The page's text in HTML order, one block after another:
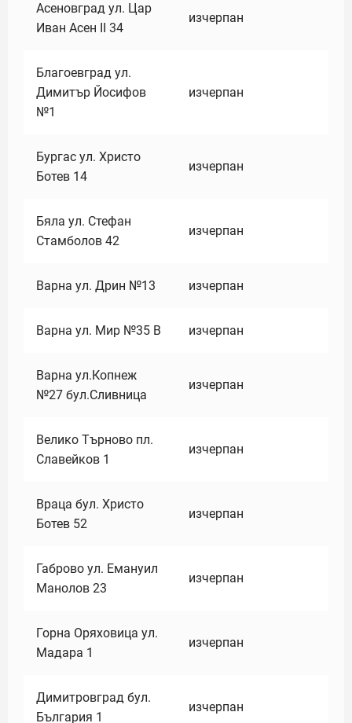
Асеновград ул. Цар
Иван Асен II 34
изчерпан
Благоевград ул.
Димитър Йосифов
№1
изчерпан
Бургас ул. Христо
Ботев 14
изчерпан
Бяла ул. Стефан
Стамболов 42
изчерпан
Варна ул. Дрин №13 изчерпан
Варна ул. Мир №35 В изчерпан
Варна ул.Копнеж
№27 бул.Сливница
изчерпан
Велико Търново пл.
Славейков 1
изчерпан
Враца бул. Христо
Ботев 52
изчерпан
Габрово ул. Емануил
Манолов 23
изчерпан
Горна Оряховица ул.
Мадара 1
изчерпан
Димитровград бул.
България 1
изчерпан